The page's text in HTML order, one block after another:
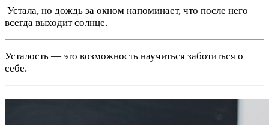
️ Устала, но дождь за окном напоминает, что после него
всегда выходит солнце.
Усталость — это возможность научиться заботиться о
себе.